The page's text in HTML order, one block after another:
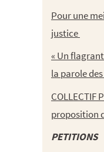
Pour une
justice
« Un
la parole
COLLECTIF
proposition
PETITIONS